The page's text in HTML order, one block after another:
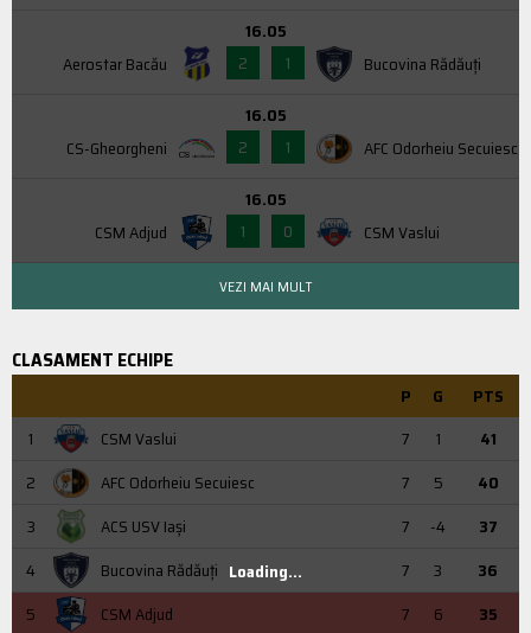
Aerostar Bacău
16.05
2
1 Bucovina Rădăuți
CS-Gheorgheni
16.05
2
1 AFC Odorheiu Secuiesc
CSM Adjud
16.05
1
0 CSM Vaslui
VEZI MAI MULT
CLASAMENT ECHIPE
P G
PTS
1
CSM Vaslui 7 1
41
2
AFC Odorheiu Secuiesc 7 5
40
3
ACS USV Iaşi 7 -4
37
4
Bucovina Rădăuți 7 3
36
5
CSM Adjud 7 6
35
Loading...